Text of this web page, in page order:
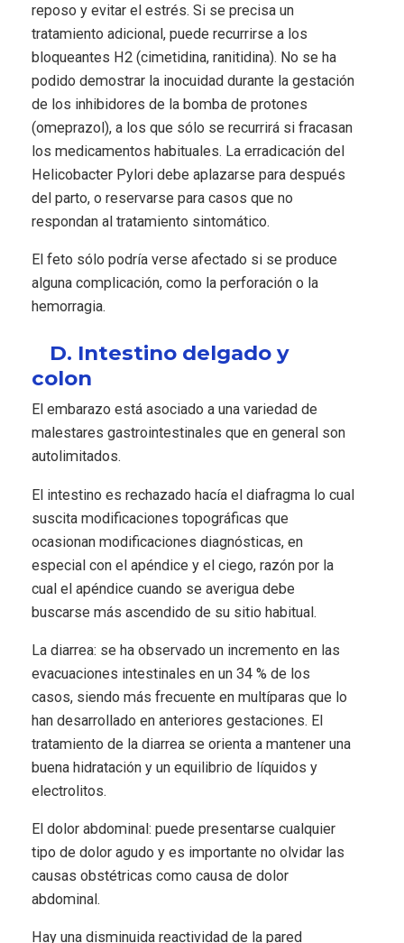
reposo y evitar el estrés. Si se precisa un
tratamiento adicional, puede recurrirse a los
bloqueantes H2 (cimetidina, ranitidina). No se ha
podido demostrar la inocuidad durante la gestación
de los inhibidores de la bomba de protones
(omeprazol), a los que sólo se recurrirá si fracasan
los medicamentos habituales. La erradicación del
Helicobacter Pylori debe aplazarse para después
del parto, o reservarse para casos que no
respondan al tratamiento sintomático.
El feto sólo podría verse afectado si se produce
alguna complicación, como la perforación o la
hemorragia.
D. Intestino delgado y
colon
El embarazo está asociado a una variedad de
malestares gastrointestinales que en general son
autolimitados.
El intestino es rechazado hacía el diafragma lo cual
suscita modificaciones topográficas que
ocasionan modificaciones diagnósticas, en
especial con el apéndice y el ciego, razón por la
cual el apéndice cuando se averigua debe
buscarse más ascendido de su sitio habitual.
La diarrea: se ha observado un incremento en las
evacuaciones intestinales en un 34 % de los
casos, siendo más frecuente en multíparas que lo
han desarrollado en anteriores gestaciones. El
tratamiento de la diarrea se orienta a mantener una
buena hidratación y un equilibrio de líquidos y
electrolitos.
El dolor abdominal: puede presentarse cualquier
tipo de dolor agudo y es importante no olvidar las
causas obstétricas como causa de dolor
abdominal.
Hay una disminuida reactividad de la pared